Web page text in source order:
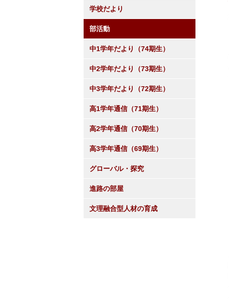
学校だより
部活動
中1学年だより（74期生）
中2学年だより（73期生）
中3学年だより（72期生）
高1学年通信（71期生）
高2学年通信（70期生）
高3学年通信（69期生）
グローバル・探究
進路の部屋
文理融合型人材の育成